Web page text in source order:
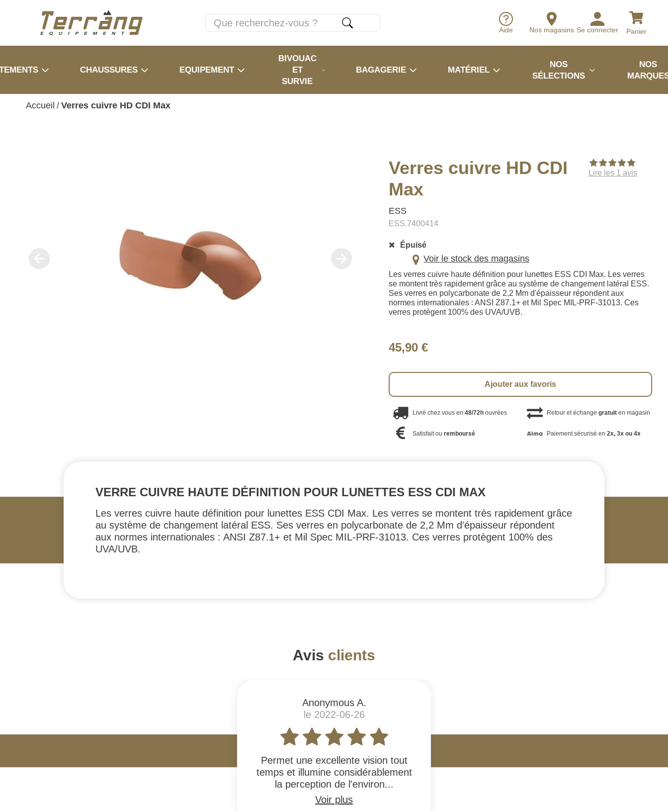
Aide Nos magasins Se connecter Panier
CHAUSSURES EQUIPEMENT
BIVOUAC
ET
SURVIE
BAGAGERIE MATÉRIEL
NOS
SÉLECTIONS
NOS
Accueil / Verres cuivre HD CDI Max
Verres cuivre HD CDI
Max
ESS
ESS.7400414
Lire les 1 avis
Épuisé
Voir le stock des magasins
Les verres cuivre haute définition pour lunettes ESS CDI Max. Les verres
se montent très rapidement grâce au système de changement latéral ESS.
Ses verres en polycarbonate de 2,2 Mm d'épaisseur répondent aux
normes internationales : ANSI Z87.1+ et Mil Spec MIL-PRF-31013. Ces
verres protègent 100% des UVA/UVB.
45,90 €
Ajouter aux favoris
Livré chez vous en48/72h ouvrées Retour et échange gratuiten magasin
Satisfait ouremboursé Paiement sécurisé en 2x, 3x ou 4x
VERRE CUIVRE HAUTE DÉFINITION POUR LUNETTES ESS CDI MAX
Les verres cuivre haute définition pour lunettes ESS CDI Max. Les verres se montent très rapidement grâce
au système de changement latéral ESS. Ses verres en polycarbonate de 2,2 Mm d'épaisseur répondent
aux normes internationales : ANSI Z87.1+ et Mil Spec MIL-PRF-31013. Ces verres protègent 100% des
UVA/UVB.
Avis clients
Anonymous A.
le 2022-06-26
Permet une excellente vision tout
temps et illumine considérablement
la perception de l'environ...
Voir plus